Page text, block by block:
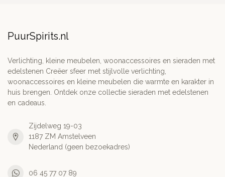
PuurSpirits.nl
Verlichting, kleine meubelen, woonaccessoires en sieraden met
edelstenen Creëer sfeer met stijlvolle verlichting,
woonaccessoires en kleine meubelen die warmte en karakter in
huis brengen. Ontdek onze collectie sieraden met edelstenen
en cadeaus.
Zijdelweg 19-03
1187 ZM Amstelveen
Nederland (geen bezoekadres)
06 45 77 07 89